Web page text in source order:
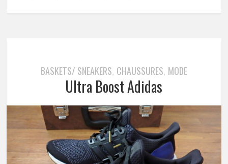
BASKETS/ SNEAKERS, CHAUSSURES, MODE
Ultra Boost Adidas